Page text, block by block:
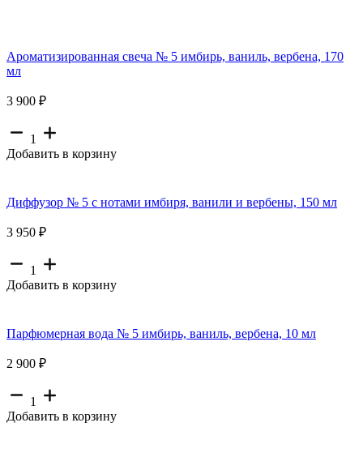
Ароматизированная свеча № 5 имбирь, ваниль, вербена, 170
мл
3 900 ₽
1
Добавить в корзину
Диффузор № 5 с нотами имбиря, ванили и вербены, 150 мл
3 950 ₽
1
Добавить в корзину
Парфюмерная вода № 5 имбирь, ваниль, вербена, 10 мл
2 900 ₽
1
Добавить в корзину